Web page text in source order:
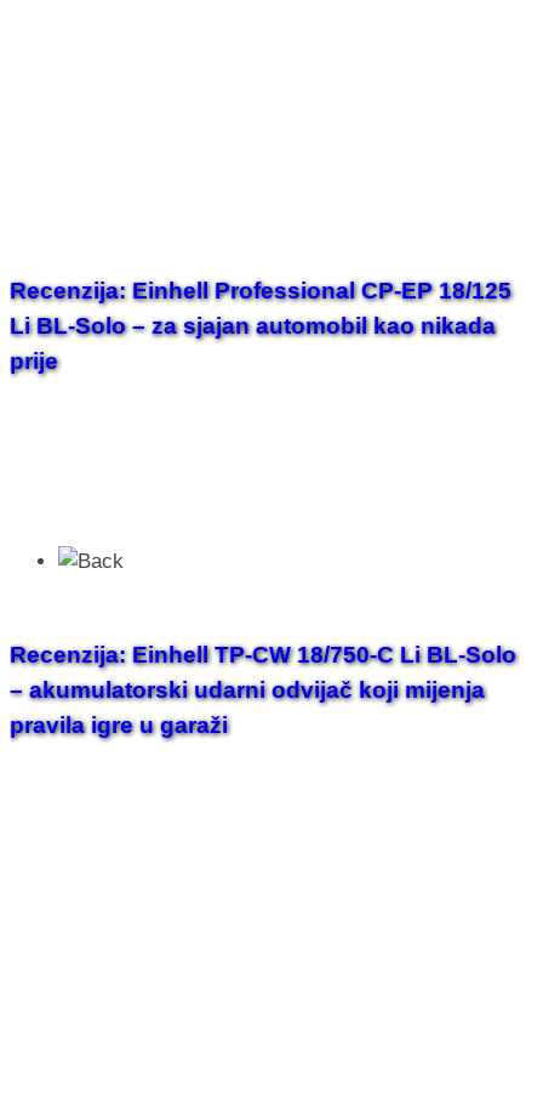
Recenzija: Einhell Professional CP-EP 18/125
Li BL-Solo – za sjajan automobil kao nikada
prije
Recenzija: Einhell TP-CW 18/750-C Li BL-Solo
– akumulatorski udarni odvijač koji mijenja
pravila igre u garaži